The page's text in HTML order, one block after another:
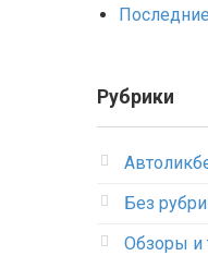
Последние
Рубрики
Без
Обзоры и